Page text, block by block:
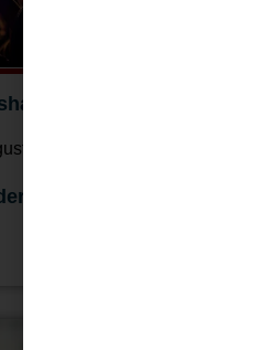
7–9 augusti 2026
7, 2026
i Nynäshamn